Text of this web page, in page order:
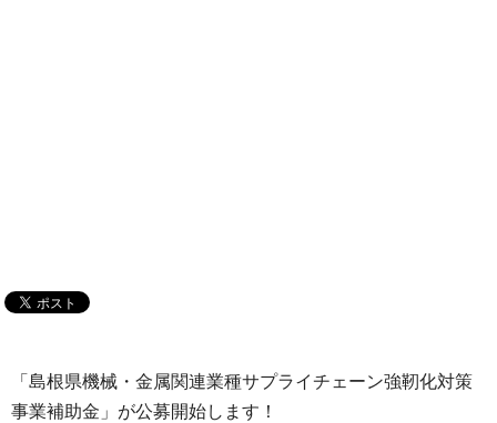
「島根県機械・金属関連業種サプライチェーン強靭化対策
事業補助金」が公募開始します！